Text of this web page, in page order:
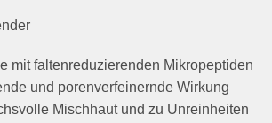
mit faltenreduzierenden Mikropeptiden
und porenverfeinernde Wirkung
Mischhaut und zu Unreinheiten